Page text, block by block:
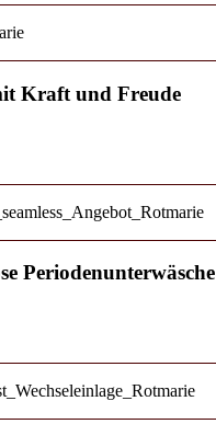
Kraft und Freude
Periodenunterwäsche